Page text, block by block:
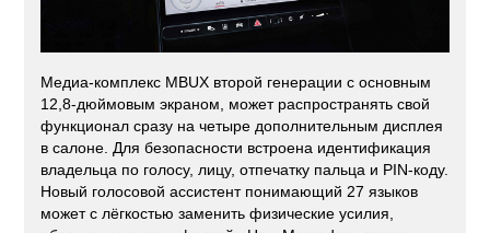
Медиа-комплекс MBUX второй генерации с основным
12,8-дюймовым экраном, может распространять свой
функционал сразу на четыре дополнительным дисплея
в салоне. Для безопасности встроена идентификация
владельца по голосу, лицу, отпечатку пальца и PIN-коду.
Новый голосовой ассистент понимающий 27 языков
может с лёгкостью заменить физические усилия,